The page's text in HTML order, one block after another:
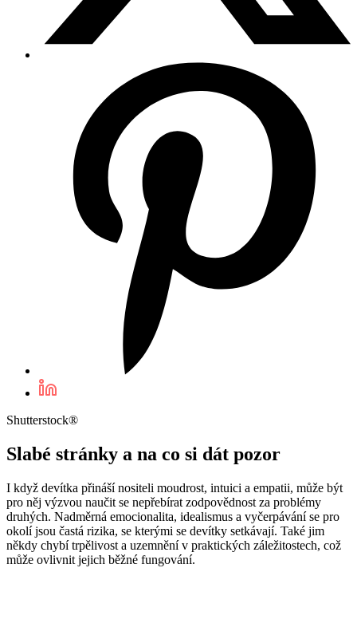
Shutterstock®
Slabé stránky a na co si dát pozor
I když devítka přináší nositeli moudrost, intuici a empatii, může být
pro něj výzvou naučit se nepřebírat zodpovědnost za problémy
druhých. Nadměrná emocionalita, idealismus a vyčerpávání se pro
okolí jsou častá rizika, se kterými se devítky setkávají. Také jim
někdy chybí trpělivost a uzemnění v praktických záležitostech, což
může ovlivnit jejich běžné fungování.